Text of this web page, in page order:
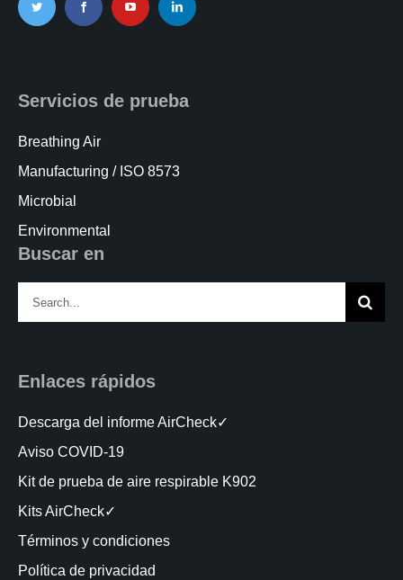
Servicios de prueba
Breathing Air
Manufacturing / ISO 8573
Microbial
Environmental
Buscar en
Search
for:
Enlaces rápidos
Descarga del informe AirCheck✓
Aviso COVID-19
Kit de prueba de aire respirable K902
Kits AirCheck✓
Términos y condiciones
Política de privacidad